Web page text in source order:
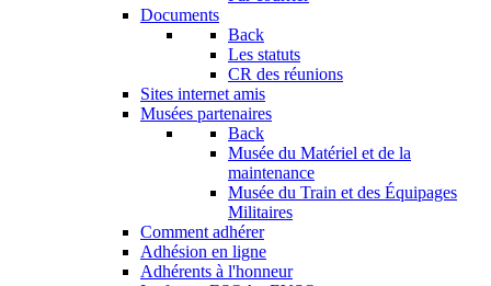
Documents
Back
Les statuts
CR des réunions
Sites internet amis
Musées partenaires
Back
Musée du Matériel et de la
maintenance
Musée du Train et des Équipages
Militaires
Comment adhérer
Adhésion en ligne
Adhérents à l'honneur